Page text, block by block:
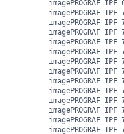
imagePROGRAF IPF
imagePROGRAF IPF
imagePROGRAF IPF
imagePROGRAF IPF
imagePROGRAF IPF
imagePROGRAF IPF
imagePROGRAF IPF
imagePROGRAF IPF
imagePROGRAF IPF
imagePROGRAF IPF
imagePROGRAF IPF
imagePROGRAF IPF
imagePROGRAF IPF
imagePROGRAF IPF